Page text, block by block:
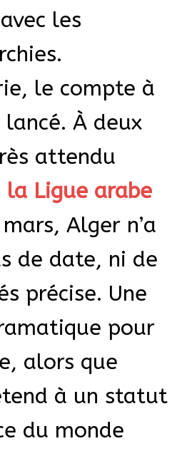
les
le compte à
À deux
attendu
la Ligue arabe
Alger n’a
de date, ni de
précise. Une
pour
alors que
à un statut
du monde